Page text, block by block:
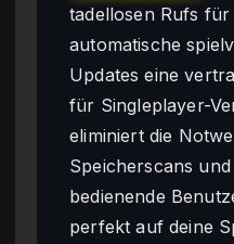
tadellosen Rufs
automatische
Updates eine
für Singleplayer-
eliminiert die
Speicherscans
bedienende
perfekt auf deine